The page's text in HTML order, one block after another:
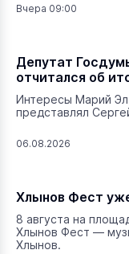
Вчера 09:00
Депутат
отчитался об
Интересы Марий Эл
представлял
06.08.2026
Хлынов Фест
8 августа на
Хлынов Фест —
Хлынов.